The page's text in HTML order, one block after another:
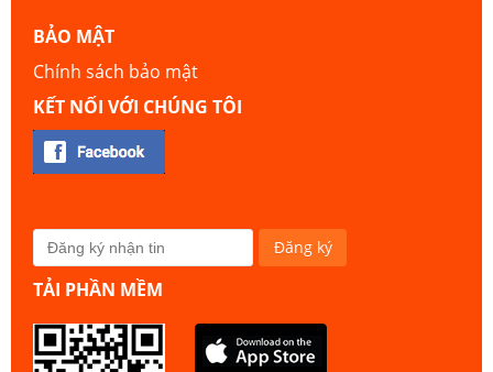
BẢO MẬT
Chính sách bảo mật
KẾT NỐI VỚI CHÚNG TÔI
TẢI PHẦN MỀM